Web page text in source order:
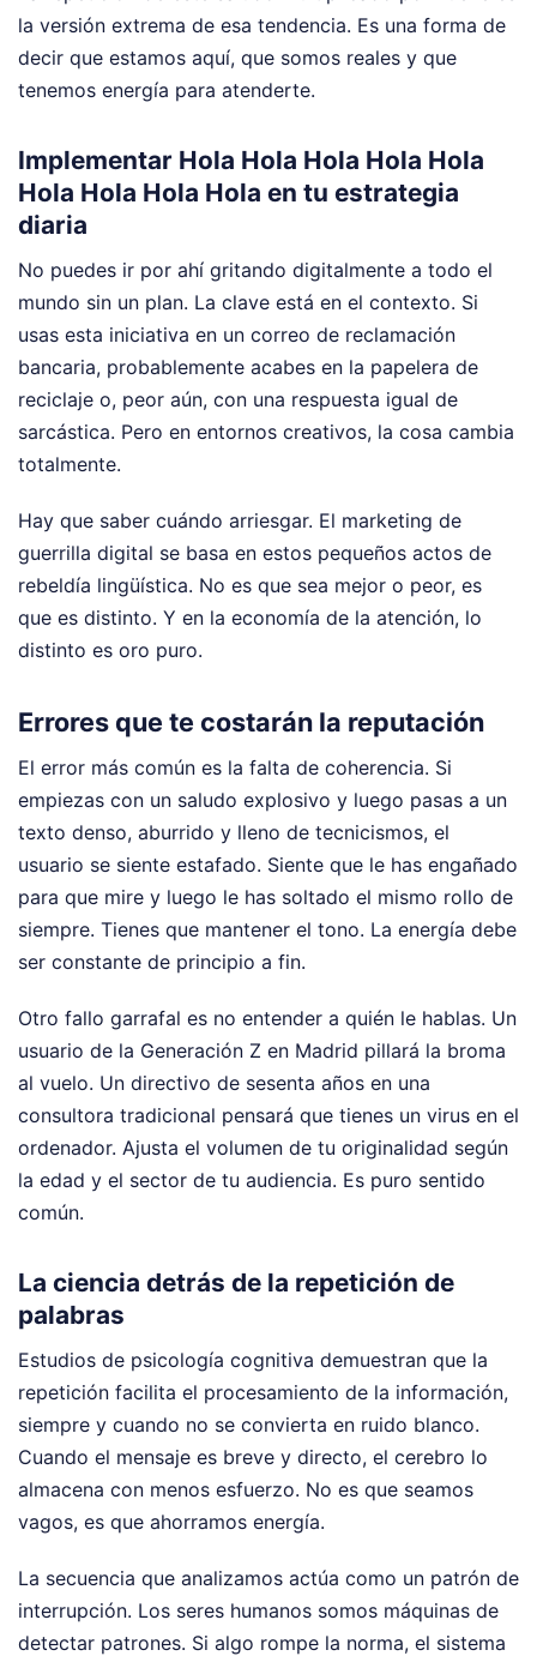
la versión extrema de esa tendencia. Es una forma de
decir que estamos aquí, que somos reales y que
tenemos energía para atenderte.
Implementar Hola Hola Hola Hola Hola
Hola Hola Hola Hola en tu estrategia
diaria
No puedes ir por ahí gritando digitalmente a todo el
mundo sin un plan. La clave está en el contexto. Si
usas esta iniciativa en un correo de reclamación
bancaria, probablemente acabes en la papelera de
reciclaje o, peor aún, con una respuesta igual de
sarcástica. Pero en entornos creativos, la cosa cambia
totalmente.
Hay que saber cuándo arriesgar. El marketing de
guerrilla digital se basa en estos pequeños actos de
rebeldía lingüística. No es que sea mejor o peor, es
que es distinto. Y en la economía de la atención, lo
distinto es oro puro.
Errores que te costarán la reputación
El error más común es la falta de coherencia. Si
empiezas con un saludo explosivo y luego pasas a un
texto denso, aburrido y lleno de tecnicismos, el
usuario se siente estafado. Siente que le has engañado
para que mire y luego le has soltado el mismo rollo de
siempre. Tienes que mantener el tono. La energía debe
ser constante de principio a fin.
Otro fallo garrafal es no entender a quién le hablas. Un
usuario de la Generación Z en Madrid pillará la broma
al vuelo. Un directivo de sesenta años en una
consultora tradicional pensará que tienes un virus en el
ordenador. Ajusta el volumen de tu originalidad según
la edad y el sector de tu audiencia. Es puro sentido
común.
La ciencia detrás de la repetición de
palabras
Estudios de psicología cognitiva demuestran que la
repetición facilita el procesamiento de la información,
siempre y cuando no se convierta en ruido blanco.
Cuando el mensaje es breve y directo, el cerebro lo
almacena con menos esfuerzo. No es que seamos
vagos, es que ahorramos energía.
La secuencia que analizamos actúa como un patrón de
interrupción. Los seres humanos somos máquinas de
detectar patrones. Si algo rompe la norma, el sistema